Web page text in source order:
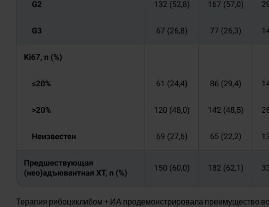
Терапия рибоциклибом + ИА продемонстрировала преимущество